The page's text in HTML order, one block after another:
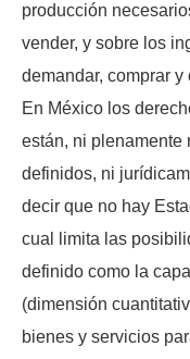
producción
vender, y sobre los
demandar, comprar y
En México los
están, ni plenamente
definidos, ni
decir que no hay
cual limita las
definido como la
(dimensión
bienes y servicios